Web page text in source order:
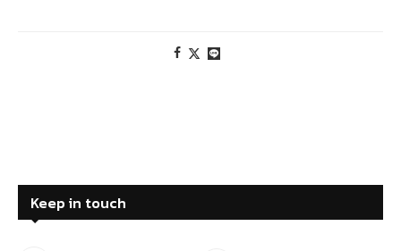
Keep in touch